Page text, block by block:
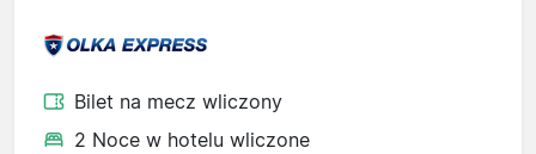
Bilet na mecz wliczony
2 Noce w hotelu wliczone